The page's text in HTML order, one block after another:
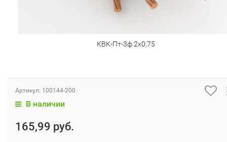
КВК-Пт-3ф 2х0,75
Артикул: 100144-200
В наличии
165,99 руб.